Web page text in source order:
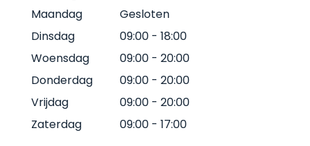
Maandag
Gesloten
Dinsdag
09:00 - 18:00
Woensdag
09:00 - 20:00
Donderdag
09:00 - 20:00
Vrijdag
09:00 - 20:00
Zaterdag
09:00 - 17:00